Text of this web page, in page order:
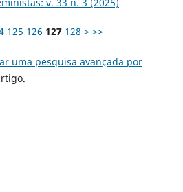
v. 33 n. 3 (2025)
125 126 127 128 > >>
uma pesquisa avançada por